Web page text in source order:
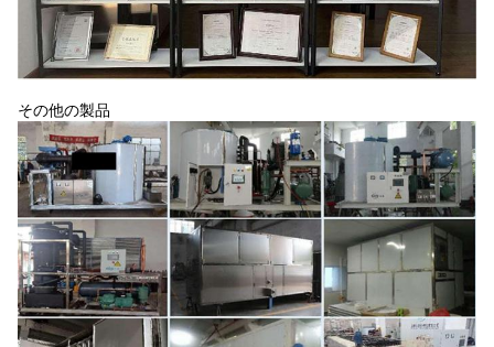
その他の製品